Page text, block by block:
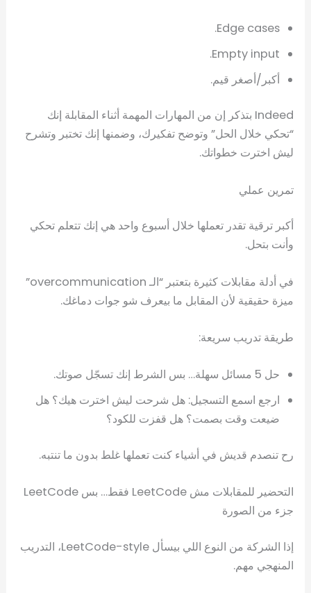
Edge cases.
Empty input.
أكبر/أصغر قيم.
Indeed بتذكر إن من المهارات المهمة أثناء المقابلة إنك
“تحكي خلال الحل” وتوضح تفكيرك، وضمنها إنك تختبر وتشرح
ليش اخترت خطواتك.
تمرين عملي
أكبر ترقية تقدر تعملها خلال أسبوع واحد هي إنك تتعلم تحكي
وأنت بتحل.
في أدلة مقابلات كثيرة بتعتبر “الـ overcommunication”
ميزة حقيقية لأن المقابل ما بيعرف شو جوات دماغك.
طريقة تدريب سريعة:
حل 5 مسائل سهلة… بس الشرط إنك تسجّل صوتك.
ارجع اسمع التسجيل: هل شرحت ليش اخترت هيك؟ هل
ضيعت وقت بصمت؟ هل قفزت للكود؟
رح تنصدم قديش في أشياء كنت تعملها غلط بدون ما تنتبه.
التحضير للمقابلات مش LeetCode فقط… بس LeetCode
جزء من الصورة
إذا الشركة من النوع اللي بيسأل LeetCode-style، التدريب
المنهجي مهم.